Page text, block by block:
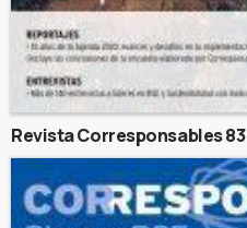
Revista Corresponsables 83